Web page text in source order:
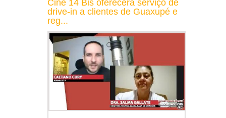
Cine 14 Bis oferecerá serviço de
drive-in a clientes de Guaxupé e
reg...